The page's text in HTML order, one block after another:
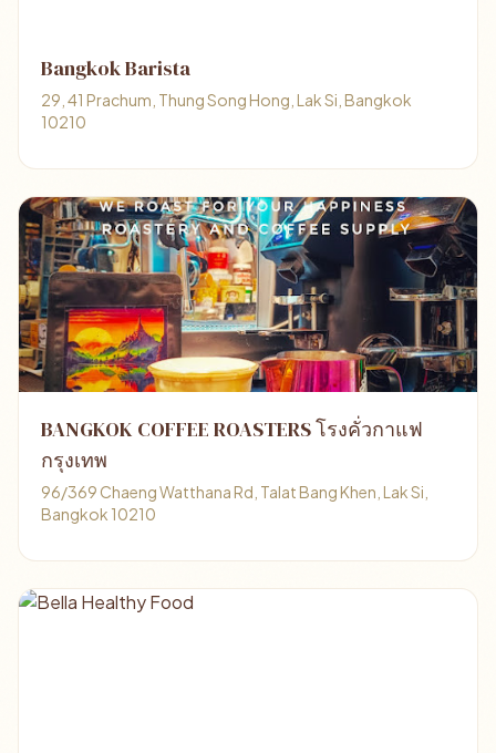
Bangkok Barista
29, 41 Prachum, Thung Song Hong, Lak Si, Bangkok
10210
BANGKOK COFFEE ROASTERS โรงคั่วกาแฟ
กรุงเทพ
96/369 Chaeng Watthana Rd, Talat Bang Khen, Lak Si,
Bangkok 10210